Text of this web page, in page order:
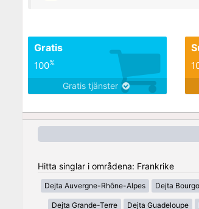
Gratis
100%
Gratis tjänster
Hitta singlar i områdena: Frankrike
Dejta Auvergne-Rhône-Alpes Dejta
Dejta Grande-Terre Dejta Guadeloupe